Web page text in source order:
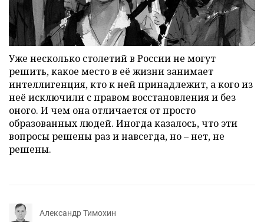
Уже несколько столетий в России не могут
решить, какое место в её жизни занимает
интеллигенция, кто к ней принадлежит, а кого из
неё исключили с правом восстановления и без
оного. И чем она отличается от просто
образованных людей. Иногда казалось, что эти
вопросы решены раз и навсегда, но – нет, не
решены.
Александр Тимохин